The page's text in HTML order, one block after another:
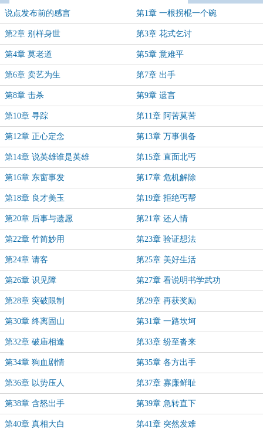
说点发布前的感言 第1章 一根拐棍一个碗
第2章 别样身世 第3章 花式乞讨
第4章 莫老道 第5章 意难平
第6章 卖艺为生 第7章 出手
第8章 击杀 第9章 遗言
第10章 寻踪 第11章 阿苦莫苦
第12章 正心定念 第13章 万事俱备
第14章 说英雄谁是英雄 第15章 直面北丐
第16章 东窗事发 第17章 危机解除
第18章 良才美玉 第19章 拒绝丐帮
第20章 后事与遗愿 第21章 还人情
第22章 竹简妙用 第23章 验证想法
第24章 请客 第25章 美好生活
第26章 识见障 第27章 看说明书学武功
第28章 突破限制 第29章 再获奖励
第30章 终离固山 第31章 一路坎坷
第32章 破庙相逢 第33章 纷至沓来
第34章 狗血剧情 第35章 各方出手
第36章 以势压人 第37章 寡廉鲜耻
第38章 含怒出手 第39章 急转直下
第40章 真相大白 第41章 突然发难